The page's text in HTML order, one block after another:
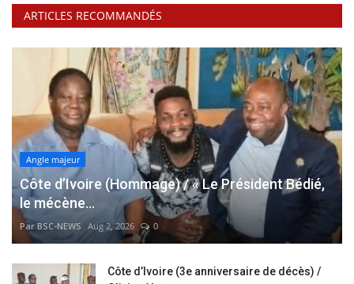
ARTICLES RECOMMANDÉS
Angle majeur
Côte d’Ivoire (Hommage) / « Le Président Bédié,
le mécène...
Par BSC-NEWS Aug 2, 2026 0
Côte d’Ivoire (3e anniversaire de décès) /